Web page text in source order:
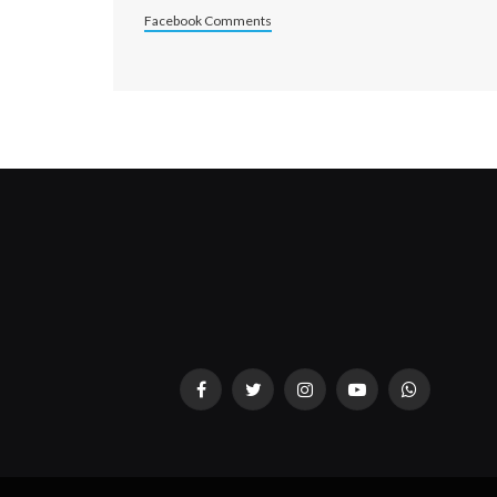
Facebook Comments
FacebookTwitterInstagramYouTubeWhatsApp